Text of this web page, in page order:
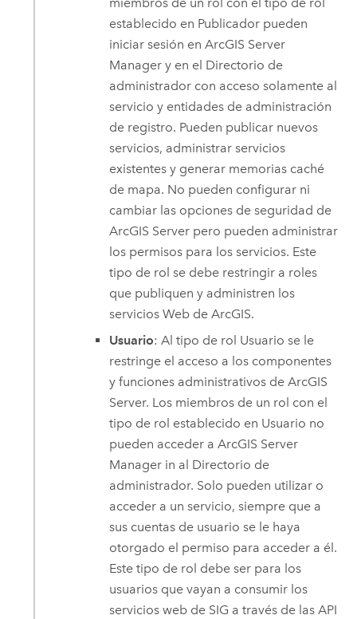
establecido en Publicador pueden
iniciar sesión en ArcGIS Server
Manager y en el Directorio de
administrador con acceso solamente al
servicio y entidades de administración
de registro. Pueden publicar nuevos
servicios, administrar servicios
existentes y generar memorias caché
de mapa. No pueden configurar ni
cambiar las opciones de seguridad de
ArcGIS Serverpero pueden administrar
los permisos para los servicios. Este
tipo de rol se debe restringir a roles
que publiquen y administren los
servicios Web de ArcGIS.
Usuario: Al tipo de rol Usuario se le
restringe el acceso a los componentes
y funciones administrativos de ArcGIS
Server. Los miembros de un rol con el
tipo de rol establecido en Usuario no
pueden acceder a ArcGIS Server
Manager in al Directorio de
administrador. Solo pueden utilizar o
acceder a un servicio, siempre que a
sus cuentas de usuario se le haya
otorgado el permiso para acceder a él.
Este tipo de rol debe ser para los
usuarios que vayan a consumir los
servicios web de SIG a través de las API